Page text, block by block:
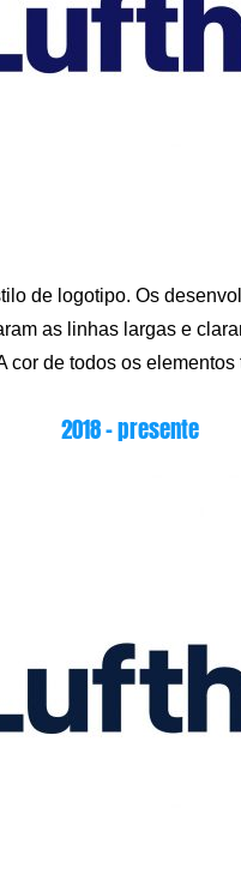
de logotipo. Os
as linhas largas e
cor de todos os
2018 – presente